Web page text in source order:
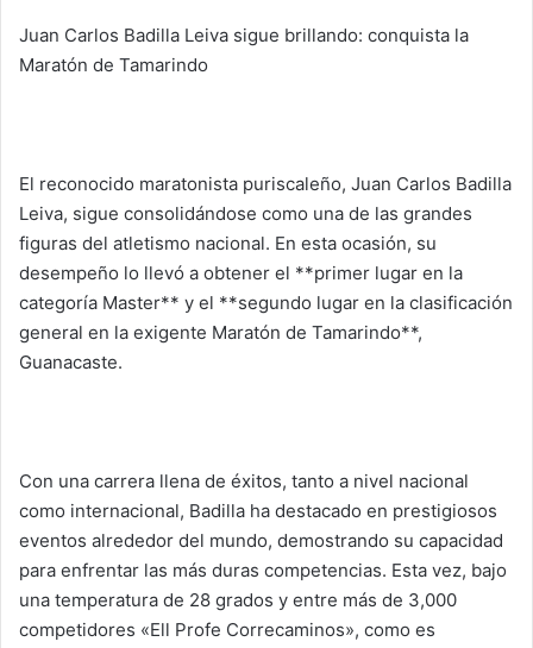
Juan Carlos Badilla Leiva sigue brillando: conquista la
Maratón de Tamarindo
El reconocido maratonista puriscaleño, Juan Carlos Badilla
Leiva, sigue consolidándose como una de las grandes
figuras del atletismo nacional. En esta ocasión, su
desempeño lo llevó a obtener el **primer lugar en la
categoría Master** y el **segundo lugar en la clasificación
general en la exigente Maratón de Tamarindo**,
Guanacaste.
Con una carrera llena de éxitos, tanto a nivel nacional
como internacional, Badilla ha destacado en prestigiosos
eventos alrededor del mundo, demostrando su capacidad
para enfrentar las más duras competencias. Esta vez, bajo
una temperatura de 28 grados y entre más de 3,000
competidores «Ell Profe Correcaminos», como es